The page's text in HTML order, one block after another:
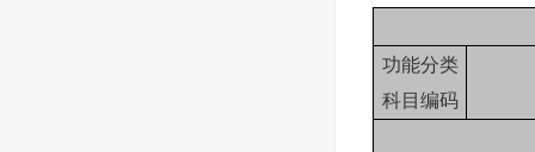
功能分类
科目编码